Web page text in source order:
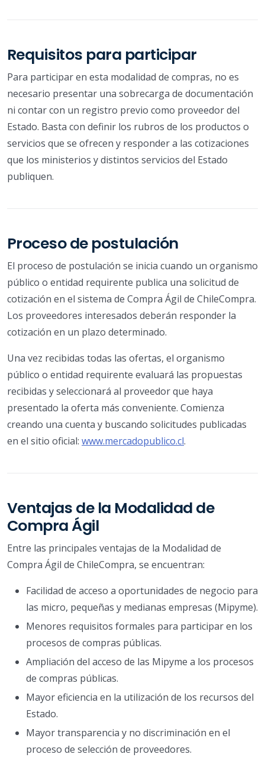
Requisitos para participar
Para participar en esta modalidad de compras, no es
necesario presentar una sobrecarga de documentación
ni contar con un registro previo como proveedor del
Estado. Basta con definir los rubros de los productos o
servicios que se ofrecen y responder a las cotizaciones
que los ministerios y distintos servicios del Estado
publiquen.
Proceso de postulación
El proceso de postulación se inicia cuando un organismo
público o entidad requirente publica una solicitud de
cotización en el sistema de Compra Ágil de ChileCompra.
Los proveedores interesados deberán responder la
cotización en un plazo determinado.
Una vez recibidas todas las ofertas, el organismo
público o entidad requirente evaluará las propuestas
recibidas y seleccionará al proveedor que haya
presentado la oferta más conveniente. Comienza
creando una cuenta y buscando solicitudes publicadas
en el sitio oficial: www.mercadopublico.cl.
Ventajas de la Modalidad de
Compra Ágil
Entre las principales ventajas de la Modalidad de
Compra Ágil de ChileCompra, se encuentran:
Facilidad de acceso a oportunidades de negocio para
las micro, pequeñas y medianas empresas (Mipyme).
Menores requisitos formales para participar en los
procesos de compras públicas.
Ampliación del acceso de las Mipyme a los procesos
de compras públicas.
Mayor eficiencia en la utilización de los recursos del
Estado.
Mayor transparencia y no discriminación en el
proceso de selección de proveedores.